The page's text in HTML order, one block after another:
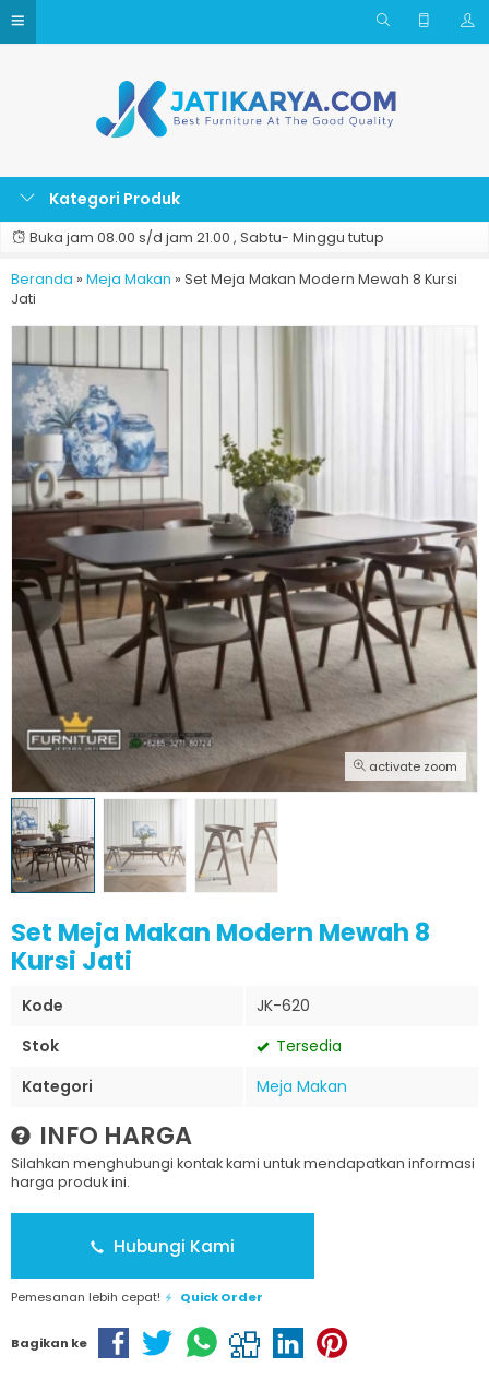
Kategori Produk
Buka jam 08.00 s/d jam 21.00 , Sabtu- Minggu tutup
Beranda » Meja Makan » Set Meja Makan Modern Mewah 8 Kursi
Jati
activate zoom
Set Meja Makan Modern Mewah 8
Kursi Jati
Kode
JK-620
Stok
Tersedia
Kategori
Meja Makan
INFO HARGA
Silahkan menghubungi kontak kami untuk mendapatkan informasi
harga produk ini.
Hubungi Kami
Pemesanan lebih cepat! Quick Order
Bagikan ke